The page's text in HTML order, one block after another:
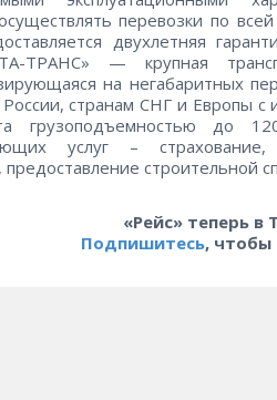
перевозки по
двухлетняя
ТРАНС» — крупная
на негабаритных
России, странам СНГ и Европы с
грузоподъемностью до
услуг – страхование,
строительной
«Рейс» теперь в
Подпишитесь, чтобы